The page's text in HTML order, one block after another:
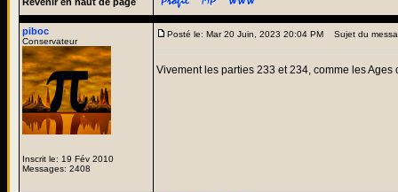
piboc
Conservateur
Inscrit le: 19 Fév 2010
Messages: 2408
Posté le: Mar 20 Juin, 2023 20:04 PM Sujet du
Vivement les parties 233 et 234, comme les Ages